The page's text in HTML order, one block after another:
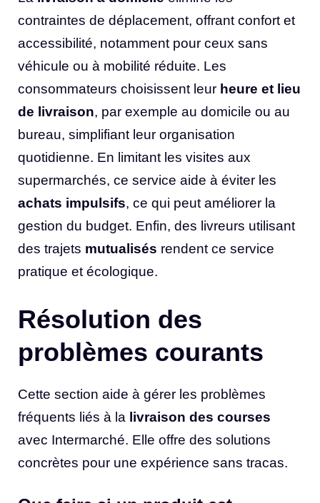
contraintes de déplacement, offrant confort et
accessibilité, notamment pour ceux sans
véhicule ou à mobilité réduite. Les
consommateurs choisissent leur heure et lieu
de livraison, par exemple au domicile ou au
bureau, simplifiant leur organisation
quotidienne. En limitant les visites aux
supermarchés, ce service aide à éviter les
achats impulsifs, ce qui peut améliorer la
gestion du budget. Enfin, des livreurs utilisant
des trajets mutualisés rendent ce service
pratique et écologique.
Résolution des
problèmes courants
Cette section aide à gérer les problèmes
fréquents liés à la livraison des courses
avec Intermarché. Elle offre des solutions
concrètes pour une expérience sans tracas.